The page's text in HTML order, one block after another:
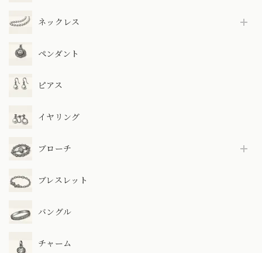
ネックレス
ペンダント
ピアス
イヤリング
ブローチ
ブレスレット
バングル
チャーム